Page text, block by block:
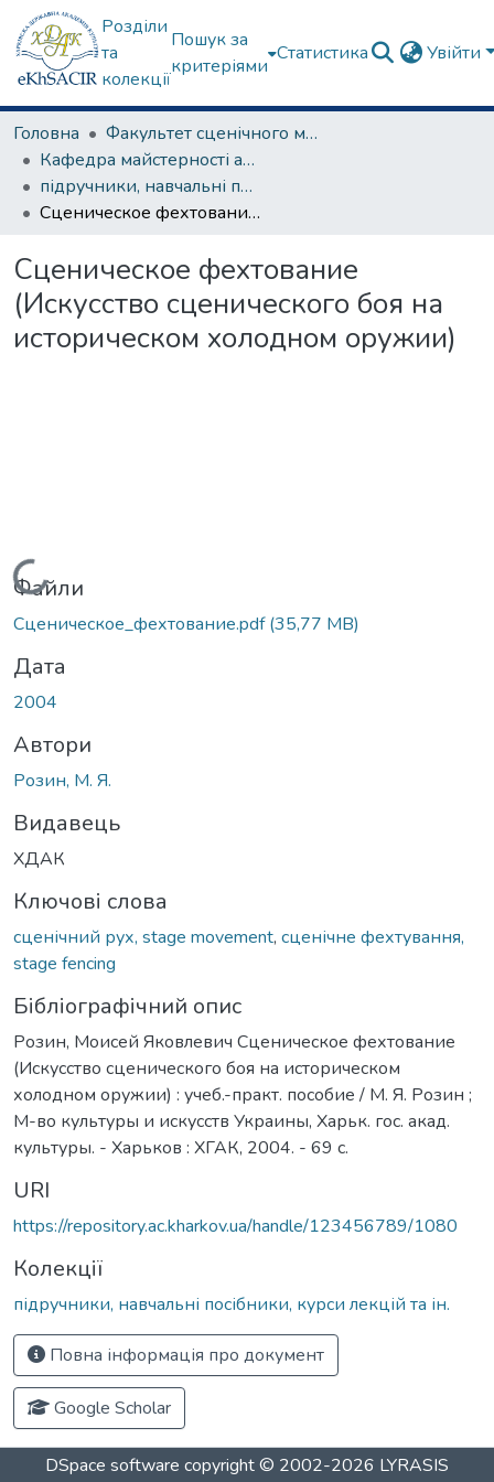
Розділи
та
колекції
Пошук за
критеріями
Статистика Увійти
Головна
Факультет сценічного мистецтва
Кафедра майстерності актора
підручники, навчальні посібники, курси лекцій та ін.
Сценическое фехтование (Искусство сценического боя на историческом холодном оружии)
Сценическое фехтование
(Искусство сценического боя на
историческом холодном оружии)
Вантажиться...
Файли
Сценическое_фехтование.pdf(35,77 MB)
Дата
2004
Автори
Розин, М. Я.
Видавець
ХДАК
Ключові слова
сценічний рух, stage movement, сценічне фехтування,
stage fencing
Бібліографічний опис
Розин, Моисей Яковлевич Сценическое фехтование
(Искусство сценического боя на историческом
холодном оружии) : учеб.-практ. пособие / М. Я. Розин ;
М-во культуры и искусств Украины, Харьк. гос. акад.
культуры. - Харьков : ХГАК, 2004. - 69 с.
URI
https://repository.ac.kharkov.ua/handle/123456789/1080
Колекції
підручники, навчальні посібники, курси лекцій та ін.
Повна інформація про документ
Google Scholar
DSpace software copyright © 2002-2026 LYRASIS